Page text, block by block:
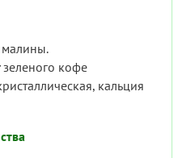
зеленого кофе
кальция